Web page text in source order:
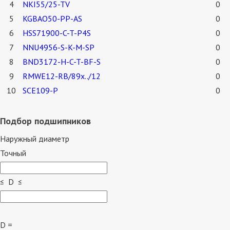
4
NKI55/25-TV 0
5
KGBAO50-PP-AS 0
6
HSS71900-C-T-P4S 0
7
NNU4956-S-K-M-SP 0
8
BND3172-H-C-T-BF-S 0
9
RMWE12-RB/89x../12 0
10
SCE109-P 0
Подбор подшипников
Наружный диаметр
Точный
≤ D ≤
D =